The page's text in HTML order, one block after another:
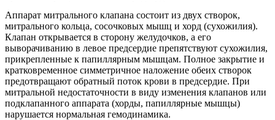
Аппарат митрального клапана состоит из двух створок,
митрального кольца, сосочковых мышц и хорд (сухожилия).
Клапан открывается в сторону желудочков, а его
выворачиванию в левое предсердие препятствуют сухожилия,
прикрепленные к папиллярным мышцам. Полное закрытие и
кратковременное симметричное наложение обеих створок
предотвращают обратный поток крови в предсердие. При
митральной недостаточности в виду изменения клапанов или
подклапанного аппарата (хорды, папиллярные мышцы)
нарушается нормальная гемодинамика.